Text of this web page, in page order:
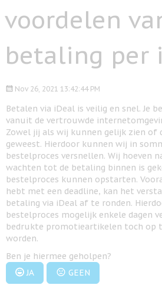
voordelen
betaling per
Nov 26, 2021 13:42:44 PM
Betalen via iDeal is veilig en snel. Je
vanuit de vertrouwde
Zowel jij als wij kunnen gelijk zien of
geweest. Hierdoor kunnen wij in
bestelproces versnellen. Wij hoeven
wachten tot de betaling binnen is
bestelproces kunnen opstarten.
hebt met een deadline, kan het
betaling via iDeal af te ronden.
bestelproces mogelijk enkele dagen
bedrukte promotieartikelen toch op
worden.
Ben je hiermee geholpen?
JA
GEEN